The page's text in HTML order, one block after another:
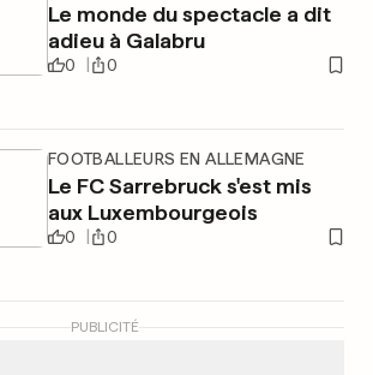
Le monde du spectacle a dit
adieu à Galabru
0 0
FOOTBALLEURS EN ALLEMAGNE
Le FC Sarrebruck s'est mis
aux Luxembourgeois
0 0
PUBLICITÉ